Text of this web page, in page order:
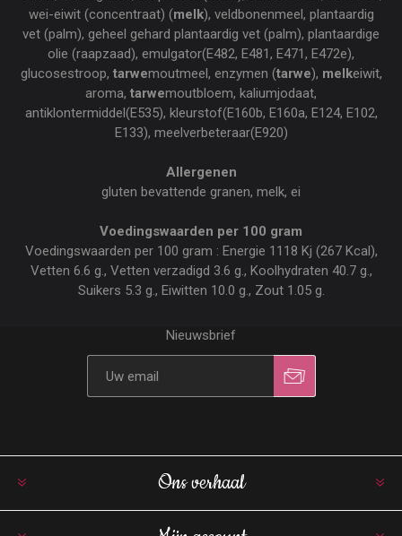
wei-eiwit (concentraat) (melk), veldbonenmeel, plantaardig
vet (palm), geheel gehard plantaardig vet (palm), plantaardige
olie (raapzaad), emulgator(E482, E481, E471, E472e),
glucosestroop, tarwemoutmeel, enzymen (tarwe), melkeiwit,
aroma, tarwemoutbloem, kaliumjodaat,
antiklontermiddel(E535), kleurstof(E160b, E160a, E124, E102,
E133), meelverbeteraar(E920)
Allergenen
gluten bevattende granen, melk, ei
Voedingswaarden per 100 gram
Voedingswaarden per 100 gram : Energie 1118 Kj (267 Kcal),
Vetten 6.6 g., Vetten verzadigd 3.6 g., Koolhydraten 40.7 g.,
Suikers 5.3 g., Eiwitten 10.0 g., Zout 1.05 g.
Nieuwsbrief
Ons verhaal